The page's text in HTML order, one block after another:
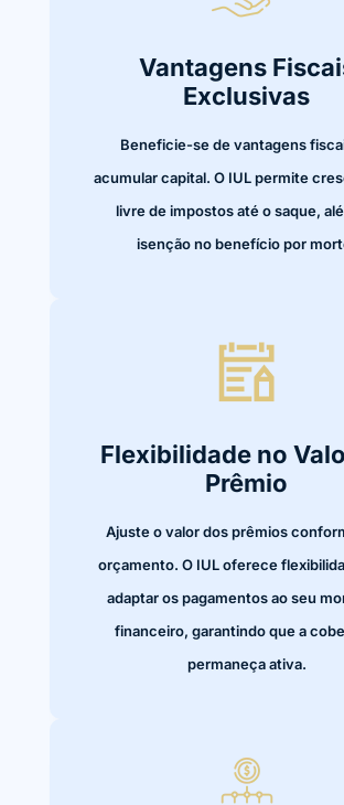
Vantagens
Exclusivas
Beneficie-se de vantagens
acumular capital. O IUL permite
livre de impostos até o saque,
isenção no benefício por
Flexibilidade no
Prêmio
Ajuste o valor dos prêmios
orçamento. O IUL oferece
adaptar os pagamentos ao seu
financeiro, garantindo que a
permaneça ativa.